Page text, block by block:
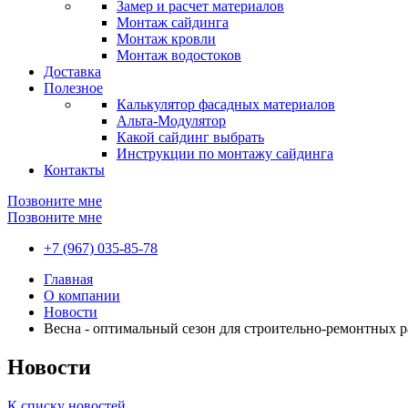
Замер и расчет материалов
Монтаж сайдинга
Монтаж кровли
Монтаж водостоков
Доставка
Полезное
Калькулятор фасадных материалов
Альта-Модулятор
Какой сайдинг выбрать
Инструкции по монтажу сайдинга
Контакты
Позвоните мне
Позвоните мне
+7 (967) 035-85-78
Главная
О компании
Новости
Весна - оптимальный сезон для строительно-ремонтных
Новости